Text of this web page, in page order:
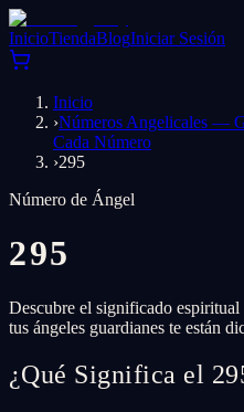
InicioTiendaBlogIniciar Sesión
Inicio
›Números Angelicales —
Cada Número
›295
Número de Ángel
295
Descubre el significado
tus ángeles guardianes te están
¿Qué Significa el